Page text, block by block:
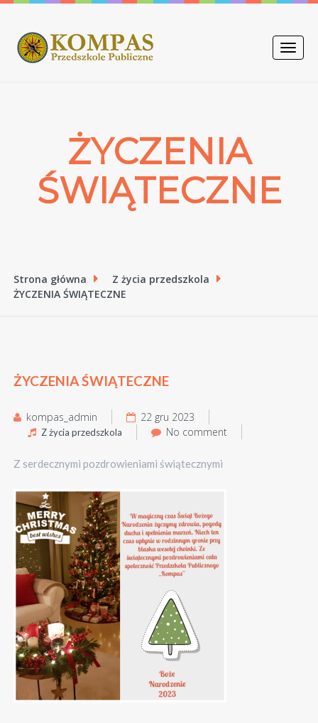
Toggle
ŻYCZENIA
ŚWIĄTECZNE
Strona główna
Z życia przedszkola
ŻYCZENIA ŚWIĄTECZNE
ŻYCZENIA ŚWIĄTECZNE
kompas_admin 22 gru 2023
Z życia przedszkola No comment
Z serdecznymi pozdrowieniami świątecznymi